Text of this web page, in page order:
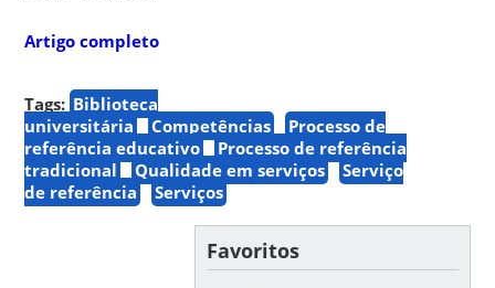
Artigo completo
Tags: Biblioteca
universitária
Competências
Processo de
referência educativo
Processo de referência
tradicional
Qualidade em serviços
Serviço
de referência
Serviços
Favoritos